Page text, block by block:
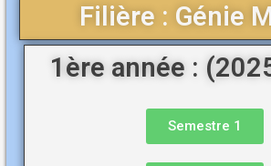
Filière : Génie
1ère année :
Semestre 1